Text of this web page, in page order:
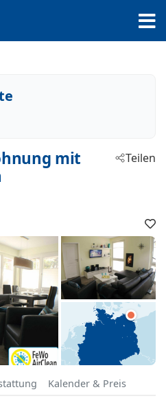
mit
Teilen
Kalender & Preis